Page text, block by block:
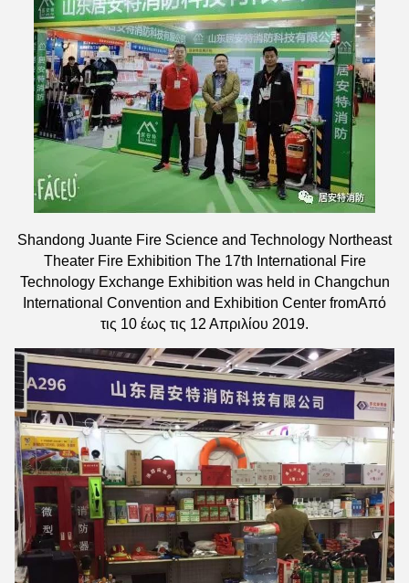
Shandong Juante Fire Science and Technology Northeast
Theater Fire Exhibition The 17th International Fire
Technology Exchange Exhibition was held in Changchun
International Convention and Exhibition Center fromΑπό
τις 10 έως τις 12 Απριλίου 2019.